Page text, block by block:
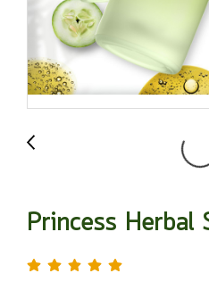
Princess